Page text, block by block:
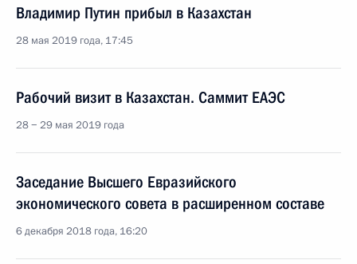
Владимир Путин прибыл в Казахстан
28 мая 2019 года, 17:45
Рабочий визит в Казахстан. Саммит ЕАЭС
28 − 29 мая 2019 года
Заседание Высшего Евразийского
экономического совета в расширенном составе
6 декабря 2018 года, 16:20